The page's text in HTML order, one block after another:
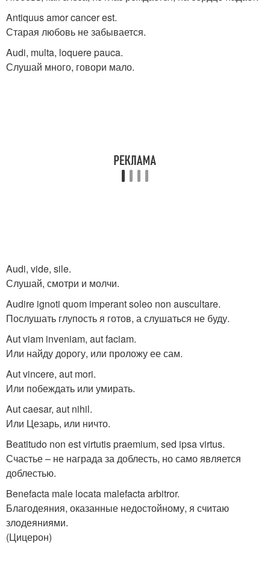
Antiquus amor cancer est.
Старая любовь не забывается.
Audi, multa, loquere pauca.
Слушай много, говори мало.
Audi, vide, sile.
Слушай, смотри и молчи.
Audire ignoti quom imperant soleo non auscultare.
Послушать глупость я готов, а слушаться не буду.
Aut viam inveniam, aut faciam.
Или найду дорогу, или проложу ее сам.
Aut vincere, aut mori.
Или побеждать или умирать.
Aut caesar, aut nihil.
Или Цезарь, или ничто.
Beatitudo nоn est virtutis praemium, sed ipsa virtus.
Счастье – не награда за доблесть, но само является
доблестью.
Benefacta male locata malefacta arbitror.
Благодеяния, оказанные недостойному, я считаю
злодеяниями.
(Цицерон)